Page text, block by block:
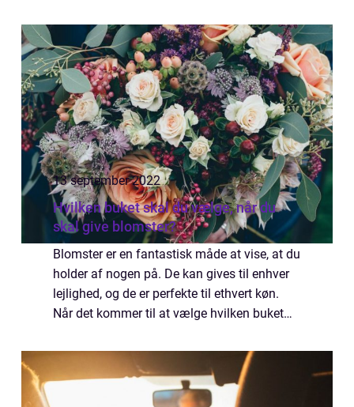
I dag bruges grav...
13 september 2022
Hvilken buket skal du vælge, når du
skal give blomster?
Blomster er en fantastisk måde at vise, at du
holder af nogen på. De kan gives til enhver
lejlighed, og de er perfekte til ethvert køn.
Når det kommer til at vælge hvilken buket
vide, hvad der er den bedste lø...